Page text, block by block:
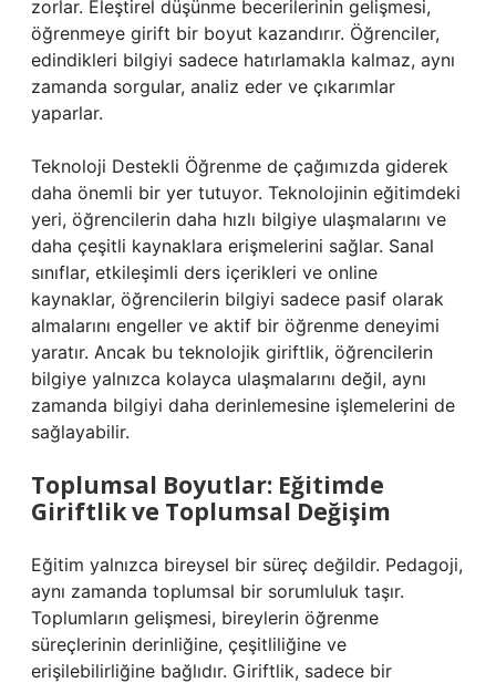
zorlar. Eleştirel düşünme becerilerinin gelişmesi,
öğrenmeye girift bir boyut kazandırır. Öğrenciler,
edindikleri bilgiyi sadece hatırlamakla kalmaz, aynı
zamanda sorgular, analiz eder ve çıkarımlar
yaparlar.
Teknoloji Destekli Öğrenme de çağımızda giderek
daha önemli bir yer tutuyor. Teknolojinin eğitimdeki
yeri, öğrencilerin daha hızlı bilgiye ulaşmalarını ve
daha çeşitli kaynaklara erişmelerini sağlar. Sanal
sınıflar, etkileşimli ders içerikleri ve online
kaynaklar, öğrencilerin bilgiyi sadece pasif olarak
almalarını engeller ve aktif bir öğrenme deneyimi
yaratır. Ancak bu teknolojik giriftlik, öğrencilerin
bilgiye yalnızca kolayca ulaşmalarını değil, aynı
zamanda bilgiyi daha derinlemesine işlemelerini de
sağlayabilir.
Toplumsal Boyutlar: Eğitimde
Giriftlik ve Toplumsal Değişim
Eğitim yalnızca bireysel bir süreç değildir. Pedagoji,
aynı zamanda toplumsal bir sorumluluk taşır.
Toplumların gelişmesi, bireylerin öğrenme
süreçlerinin derinliğine, çeşitliliğine ve
erişilebilirliğine bağlıdır. Giriftlik, sadece bir